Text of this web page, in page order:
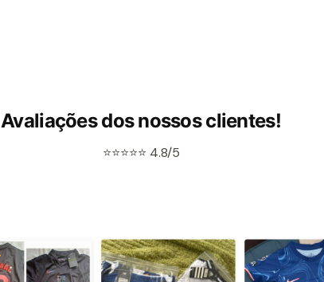
Avaliações dos nossos clientes!
⭐⭐⭐⭐⭐ 4.8/5